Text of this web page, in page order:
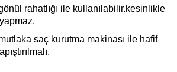
rahatlığı ile kullanılabilir.kesinlikle
saç kurutma makinası ile hafif